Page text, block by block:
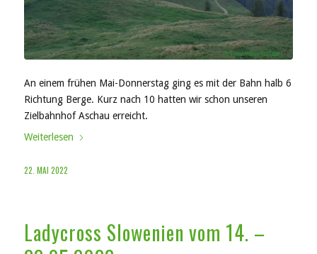
An einem frühen Mai-Donnerstag ging es mit der Bahn halb 6
Richtung Berge. Kurz nach 10 hatten wir schon unseren
Zielbahnhof Aschau erreicht.
Weiterlesen
22. MAI 2022
Ladycross Slowenien vom 14. –